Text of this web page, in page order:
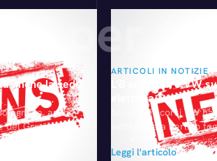
per te
anche la sede
anche
del Gruppo
dalla Polizia
avviate dalle
ARTICOLI IN NOTIZIE
L’8 settembre VW
elettrica
Nei giorni scorsi VW
settembre a Berlino
monoposto elettrica,
soddisfare l’obiettivo
Leggi l'articolo